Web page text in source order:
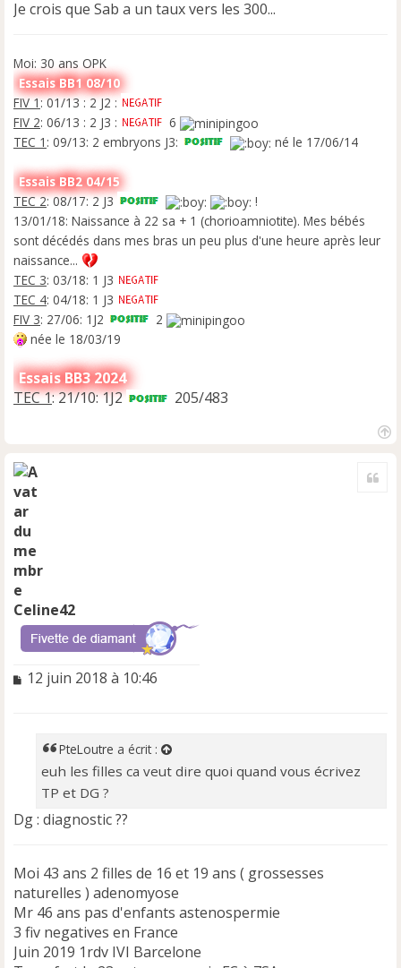
g
o
n
l
u
Je crois que Sab a un taux vers les 300...
Moi: 30 ans OPK
Essais BB1 08/10
FIV 1: 01/13 : 2 J2 :
FIV 2: 06/13 : 2 J3 :
6
TEC 1 : 09/13: 2 embryons J3: né le 17/06/14
Essais BB2 04/15
TEC 2: 08/17: 2 J3
!
13/01/18: Naissance à 22 sa + 1 (chorioamniotite). Mes bébés
sont décédés dans mes bras un peu plus d'une heure après leur
naissance...
TEC 3: 03/18: 1 J3
TEC 4: 04/18: 1 J3
FIV 3: 27/06: 1J2
2
née le 18/03/19
Essais BB3 2024
TEC 1: 21/10: 1J2 205/483
Celine42
M
o
n
u
12 juin 2018 à 10:46
PteLoutre a écrit :
euh les filles ca veut dire quoi quand vous écrivez
TP et DG ?
Dg : diagnostic ??
Moi 43 ans 2 filles de 16 et 19 ans ( grossesses
naturelles ) adenomyose
Mr 46 ans pas d'enfants astenospermie
3 fiv negatives en France
Juin 2019 1rdv IVI Barcelone